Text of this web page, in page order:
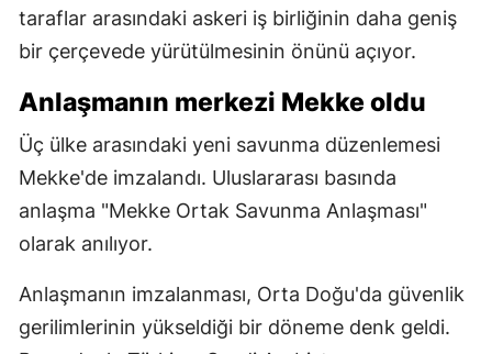
taraflar arasındaki askeri iş birliğinin daha geniş
bir çerçevede yürütülmesinin önünü açıyor.
Anlaşmanın merkezi Mekke oldu
Üç ülke arasındaki yeni savunma düzenlemesi
Mekke'de imzalandı. Uluslararası basında
anlaşma "Mekke Ortak Savunma Anlaşması"
olarak anılıyor.
Anlaşmanın imzalanması, Orta Doğu'da güvenlik
gerilimlerinin yükseldiği bir döneme denk geldi.